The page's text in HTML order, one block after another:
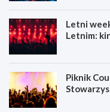
Letni
Letnim:
Piknik
Ś
W